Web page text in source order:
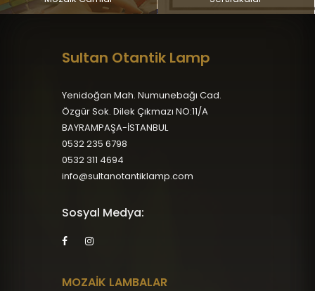
Sultan Otantik Lamp
Yenidoğan Mah. Numunebağı Cad.
Özgür Sok. Dilek Çıkmazı NO:11/A
BAYRAMPAŞA-İSTANBUL
0532 235 6798
0532 311 4694
info@sultanotantiklamp.com
Sosyal Medya:
MOZAİK LAMBALAR